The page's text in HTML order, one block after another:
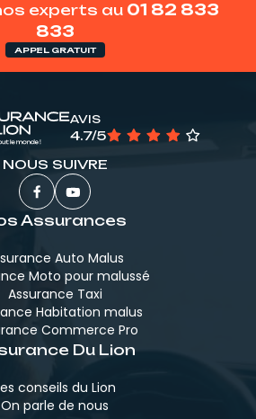
experts au 01 82 833
833
APPEL GRATUIT
AVIS
4.7/5
NOUS SUIVRE
Assurances
Auto Malus
Moto pour malussé
Assurance Taxi
Habitation malus
Commerce Pro
Du Lion
conseils du Lion
On parle de nous